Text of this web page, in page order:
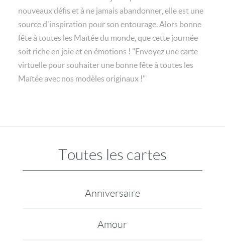
nouveaux défis et à ne jamais abandonner, elle est une
source d'inspiration pour son entourage. Alors bonne
fête à toutes les Maïtée du monde, que cette journée
soit riche en joie et en émotions ! "Envoyez une carte
virtuelle pour souhaiter une bonne fête à toutes les
Maïtée avec nos modèles originaux !"
Toutes les cartes
Anniversaire
Amour